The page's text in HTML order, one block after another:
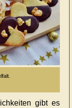
gibt es